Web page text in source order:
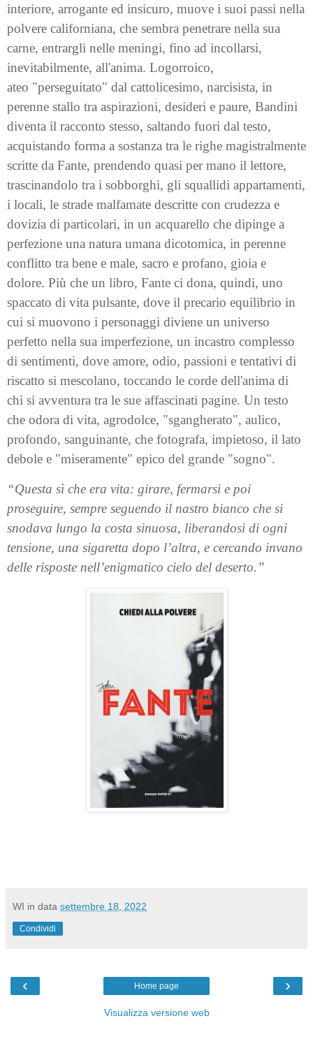
interiore, arrogante ed insicuro, muove i suoi passi nella
polvere californiana, che sembra penetrare nella sua
carne, entrargli nelle meningi, fino ad incollarsi,
inevitabilmente, all'anima. Logorroico,
ateo "perseguitato" dal cattolicesimo, narcisista, in
perenne stallo tra aspirazioni, desideri e paure, Bandini
diventa il racconto stesso, saltando fuori dal testo,
acquistando forma a sostanza tra le righe magistralmente
scritte da Fante, prendendo quasi per mano il lettore,
trascinandolo tra i sobborghi, gli squallidi appartamenti,
i locali, le strade malfamate descritte con crudezza e
dovizia di particolari, in un acquarello che dipinge a
perfezione una natura umana dicotomica, in perenne
conflitto tra bene e male, sacro e profano, gioia e
dolore. Più che un libro, Fante ci dona, quindi, uno
spaccato di vita pulsante, dove il precario equilibrio in
cui si muovono i personaggi diviene un universo
perfetto nella sua imperfezione, un incastro complesso
di sentimenti, dove amore, odio, passioni e tentativi di
riscatto si mescolano, toccando le corde dell'anima di
chi si avventura tra le sue affascinati pagine. Un testo
che odora di vita, agrodolce, "sgangherato", aulico,
profondo, sanguinante, che fotografa, impietoso, il lato
debole e "miseramente" epico del grande "sogno".
“Questa sì che era vita: girare, fermarsi e poi
proseguire, sempre seguendo il nastro bianco che si
snodava lungo la costa sinuosa, liberandosi di ogni
tensione, una sigaretta dopo l’altra, e cercando invano
delle risposte nell’enigmatico cielo del deserto.”
WI in data settembre 18, 2022
Condividi
‹ ›
Home page
Visualizza versione web